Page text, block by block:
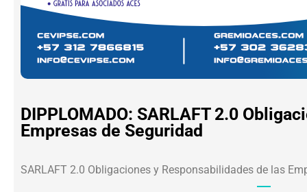
DIPPLOMADO: SARLAFT 2.0
Empresas de Seguridad
SARLAFT 2.0 Obligaciones y Responsabilidades de las